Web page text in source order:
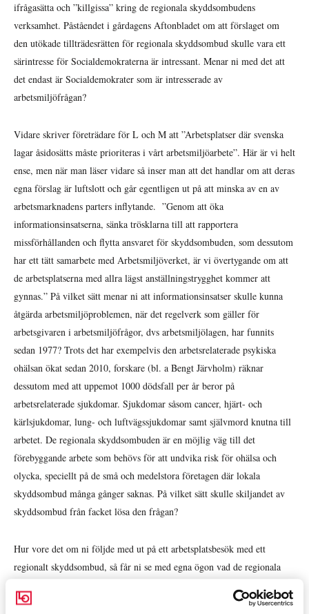
ifrågasätta och ”killgissa” kring de regionala skyddsombudens
verksamhet. Påståendet i gårdagens Aftonbladet om att förslaget om
den utökade tillträdesrätten för regionala skyddsombud skulle vara ett
särintresse för Socialdemokraterna är intressant. Menar ni med det att
det endast är Socialdemokrater som är intresserade av
arbetsmiljöfrågan?
Vidare skriver företrädare för L och M att ”Arbetsplatser där svenska
lagar åsidosätts måste prioriteras i vårt arbetsmiljöarbete”. Här är vi helt
ense, men när man läser vidare så inser man att det handlar om att deras
egna förslag är luftslott och går egentligen ut på att minska av en av
arbetsmarknadens parters inflytande. ”Genom att öka
informationsinsatserna, sänka trösklarna till att rapportera
missförhållanden och flytta ansvaret för skyddsombuden, som dessutom
har ett tätt samarbete med Arbetsmiljöverket, är vi övertygande om att
de arbetsplatserna med allra lägst anställningstrygghet kommer att
gynnas.” På vilket sätt menar ni att informationsinsatser skulle kunna
åtgärda arbetsmiljöproblemen, när det regelverk som gäller för
arbetsgivaren i arbetsmiljöfrågor, dvs arbetsmiljölagen, har funnits
sedan 1977? Trots det har exempelvis den arbetsrelaterade psykiska
ohälsan ökat sedan 2010, forskare (bl. a Bengt Järvholm) räknar
dessutom med att uppemot 1000 dödsfall per år beror på
arbetsrelaterade sjukdomar. Sjukdomar såsom cancer, hjärt- och
kärlsjukdomar, lung- och luftvägssjukdomar samt självmord knutna till
arbetet. De regionala skyddsombuden är en möjlig väg till det
förebyggande arbete som behövs för att undvika risk för ohälsa och
olycka, speciellt på de små och medelstora företagen där lokala
skyddsombud många gånger saknas. På vilket sätt skulle skiljandet av
skyddsombud från facket lösa den frågan?
Hur vore det om ni följde med ut på ett arbetsplatsbesök med ett
regionalt skyddsombud, så får ni se med egna ögon vad de regionala
vårdföretagen där schemat räknas i minuter och personalen stressas